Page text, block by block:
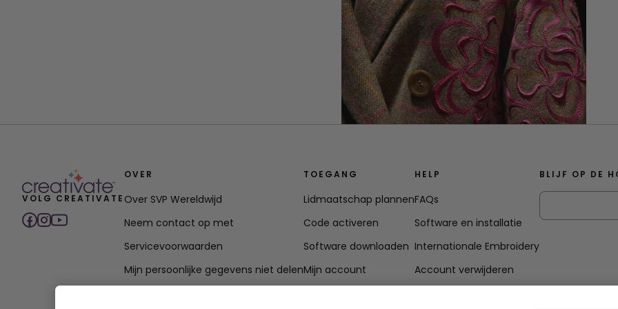
VOLG CREATIVATE
OVER
Over SVP Wereldwijd
Neem contact op met
Servicevoorwaarden
Mijn persoonlijke gegevens niet delen
TOEGANG
Lidmaatschap plannen
Code activeren
Software downloaden
Mijn account
HELP
FAQs
Software en installatie
Internationale Embroidery
Account verwijderen
BLIJF OP DE